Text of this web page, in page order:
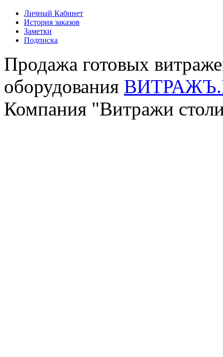
Личный Кабинет
История заказов
Заметки
Подписка
Продажа готовых
оборудования
Компания "Витражи